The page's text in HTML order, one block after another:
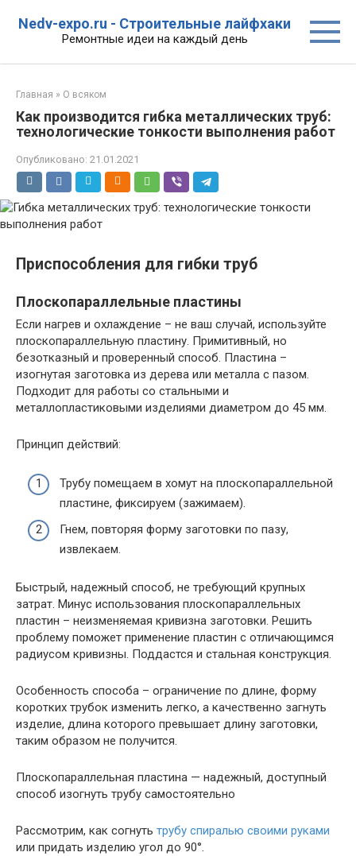
Nedv-expo.ru - Строительные лайфхаки
Ремонтные идеи на каждый день
Главная » О всяком
Как производится гибка металлических труб:
технологические тонкости выполнения работ
Опубликовано: 21.01.2021
Приспособления для гибки труб
Плоскопараллельные пластины
Если нагрев и охлаждение – не ваш случай, используйте
плоскопараллельную пластину. Примитивный, но
безотказный и проверенный способ. Пластина –
изогнутая заготовка из дерева или металла с пазом.
Подходит для работы со стальными и
металлопластиковыми изделиями диаметром до 45 мм.
Принцип действий:
Трубу помещаем в хомут на плоскопараллельной
пластине, фиксируем (зажимаем).
Гнем, повторяя форму заготовки по пазу,
извлекаем.
Быстрый, надежный способ, не требующий крупных
затрат. Минус использования плоскопараллельных
пластин – неизменяемая кривизна заготовки. Решить
проблему поможет применение пластин с отличающимся
радиусом кривизны. Поддастся и стальная конструкция.
Особенность способа – ограничение по длине, форму
коротких трубок изменить легко, а качественно загнуть
изделие, длина которого превышает длину заготовки,
таким образом не получится.
Плоскопараллельная пластина — надежный, доступный
способ изогнуть трубу самостоятельно
Рассмотрим, как согнуть трубу спиралью своими руками
или придать изделию угол до 90°.